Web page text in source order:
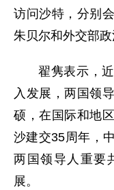
访问沙特，分别
朱贝尔和外交部政
翟隽表示，
入发展，两国领
硕，在国际和地
沙建交35周年，
两国领导人重要
展。